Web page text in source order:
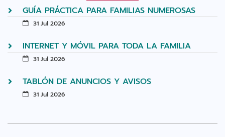
GUÍA PRÁCTICA PARA FAMILIAS NUMEROSAS
31 Jul 2026
INTERNET Y MÓVIL PARA TODA LA FAMILIA
31 Jul 2026
TABLÓN DE ANUNCIOS Y AVISOS
31 Jul 2026